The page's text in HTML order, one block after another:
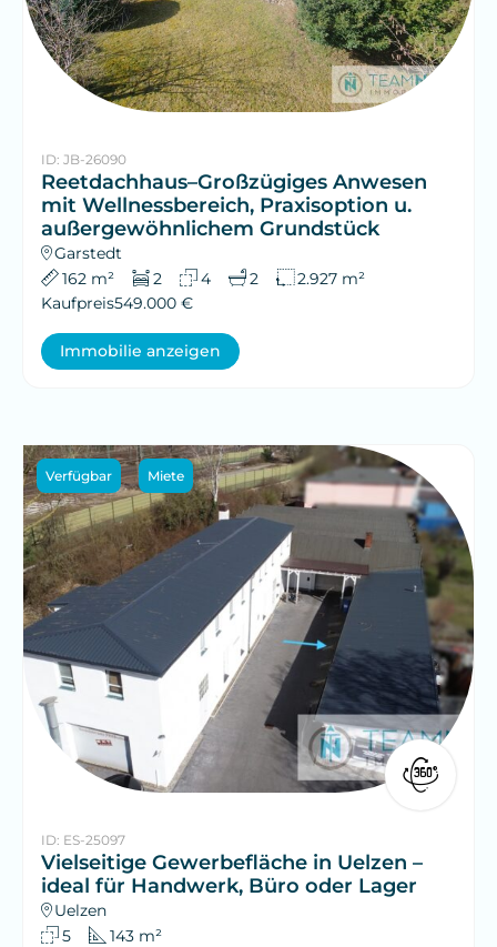
ID: JB-26090
Reetdachhaus–Großzügiges Anwesen
mit Wellnessbereich, Praxisoption u.
außergewöhnlichem Grundstück
Garstedt
162 m²
2 4 2
2.927 m²
Kaufpreis549.000 €
Immobilie anzeigen
Verfügbar Miete
ID: ES-25097
Vielseitige Gewerbefläche in Uelzen –
ideal für Handwerk, Büro oder Lager
Uelzen
5
143 m²